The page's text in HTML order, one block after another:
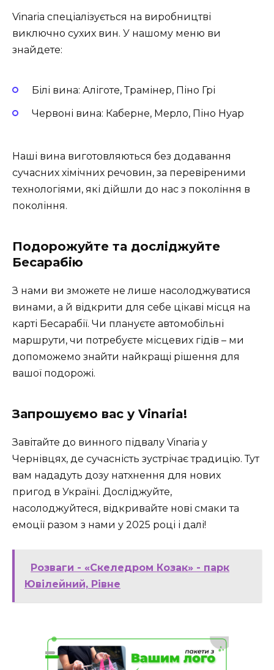
Vinaria спеціалізується на виробництві
виключно сухих вин. У нашому меню ви
знайдете:
Білі вина: Аліготе, Трамінер, Піно Грі
Червоні вина: Каберне, Мерло, Піно Нуар
Наші вина виготовляються без додавання
сучасних хімічних речовин, за перевіреними
технологіями, які дійшли до нас з покоління в
покоління.
Подорожуйте та досліджуйте
Бесарабію
З нами ви зможете не лише насолоджуватися
винами, а й відкрити для себе цікаві місця на
карті Бесарабії. Чи плануєте автомобільні
маршрути, чи потребуєте місцевих гідів – ми
допоможемо знайти найкращі рішення для
вашої подорожі.
Запрошуємо вас у Vinaria!
Завітайте до винного підвалу Vinaria у
Чернівцях, де сучасність зустрічає традицію. Тут
вам нададуть дозу натхнення для нових
пригод в Україні. Досліджуйте,
насолоджуйтеся, відкривайте нові смаки та
емоції разом з нами у 2025 році і далі!
Розваги - «Скеледром Козак» - парк
Ювілейний, Рівне